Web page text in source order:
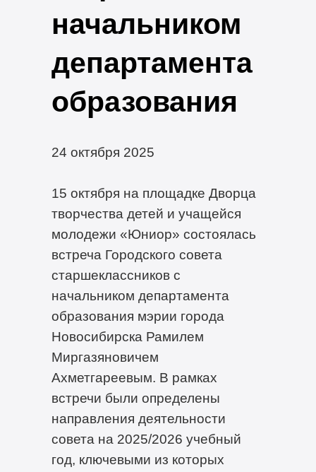
начальником
департамента
образования
24 октября 2025
15 октября на площадке Дворца
творчества детей и учащейся
молодежи «Юниор» состоялась
встреча Городского совета
старшеклассников с
начальником департамента
образования мэрии города
Новосибирска Рамилем
Миргазяновичем
Ахметгареевым. В рамках
встречи были определены
направления деятельности
совета на 2025/2026 учебный
год, ключевыми из которых